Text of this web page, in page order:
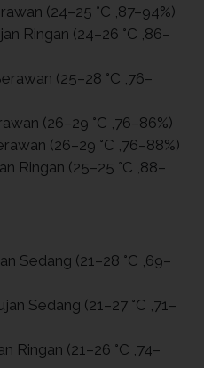
(24–25 °C ,87–94%)
Ringan (24–26 °C ,86–
(25–28 °C ,76–
(26–29 °C ,76–86%)
(26–29 °C ,76–88%)
Ringan (25–25 °C ,88–
Sedang (21–28 °C ,69–
Sedang (21–27 °C ,71–
Ringan (21–26 °C ,74–